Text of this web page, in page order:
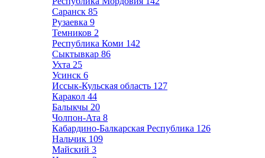
Саранск 85
Рузаевка 9
Темников 2
Республика Коми 142
Сыктывкар 86
Ухта 25
Усинск 6
Иссык-Кульская область 127
Каракол 44
Балыкчы 20
Чолпон-Ата 8
Кабардино-Балкарская Республика 126
Нальчик 109
Майский 3